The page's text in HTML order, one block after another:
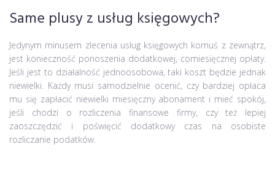
Same plusy z usług księgowych?
Jedynym minusem zlecenia usług księgowych komuś z zewnątrz,
jest konieczność ponoszenia dodatkowej, comiesięcznej opłaty.
Jeśli jest to działalność jednoosobowa, taki koszt będzie jednak
niewielki. Każdy musi samodzielnie ocenić, czy bardziej opłaca
mu się zapłacić niewielki miesięczny abonament i mieć spokój,
jeśli chodzi o rozliczenia finansowe firmy, czy też lepiej
zaoszczędzić i poświęcić dodatkowy czas na osobiste
rozliczanie podatków.